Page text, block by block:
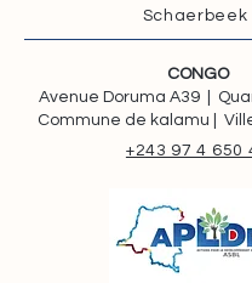
Schaerbeek
CONGO
Avenue Doruma A39 |
Commune de kalamu |
+243 97 4 650